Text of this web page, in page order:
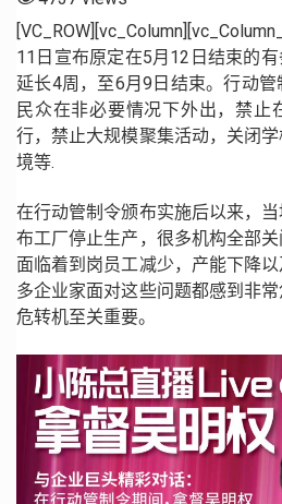
11日宣布原定在5月12日结束的
延长4周，至6月9日结束。行动
民众在非必要情况下外出，禁止
行，禁止大规模聚集活动，关闭
境等.
在行动管制令颁布实施后以来，
布工厂停止生产，很多机构全部
面临着到岗员工减少，产能下降
多企业家面对这些问题都感到非
危转机至关重要。